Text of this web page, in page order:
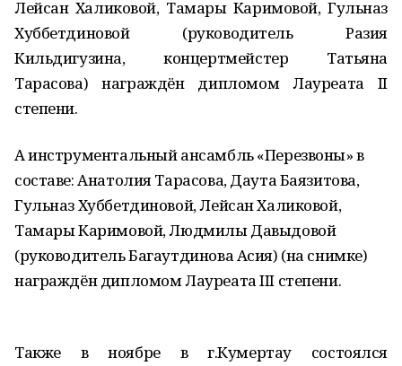
Лейсан Халиковой, Тамары Каримовой, Гульназ
Хуббетдиновой (руководитель Разия
Кильдигузина, концертмейстер Татьяна
Тарасова) награждён дипломом Лауреата II
степени.
А инструментальный ансамбль «Перезвоны» в
составе: Анатолия Тарасова, Даута Баязитова,
Гульназ Хуббетдиновой, Лейсан Халиковой,
Тамары Каримовой, Людмилы Давыдовой
(руководитель Багаутдинова Асия) (на снимке)
награждён дипломом Лауреата III степени.
Также в ноябре в г.Кумертау состоялся